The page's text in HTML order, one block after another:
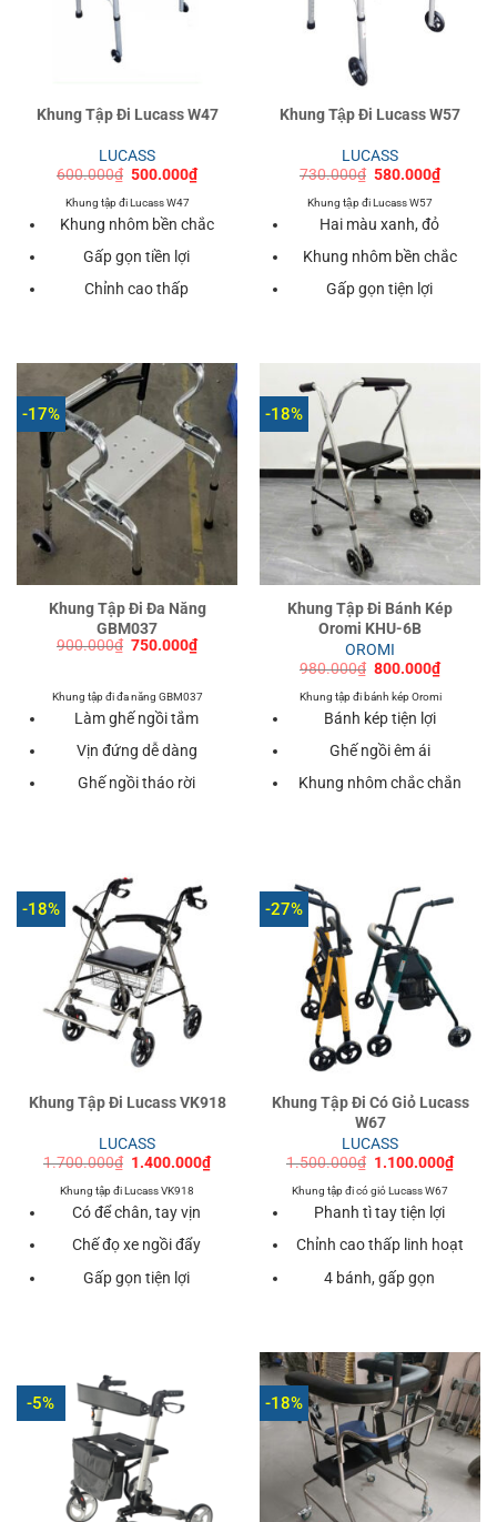
Khung Tập Đi Lucass W47
LUCASS
600.000₫ Giá
là:
600.000₫.
500.000₫Giá
hiện
là:
500.000₫.
Khung tập đi Lucass W47
Khung nhôm bền chắc
Gấp gọn tiền lợi
Chỉnh cao thấp
Khung Tập Đi Lucass W57
LUCASS
730.000₫ Giá
là:
730.000₫.
580.000₫Giá
hiện
Khung tập đi Lucass W57
Hai màu xanh, đỏ
Khung nhôm bền chắc
Gấp gọn tiện lợi
-17%
Khung Tập Đi Đa Năng
GBM037
900.000₫ Giá
750.000₫Giá
hiện
750.000₫.
Khung tập đi đa năng GBM037
Làm ghế ngồi tắm
Vịn đứng dễ dàng
Ghế ngồi tháo rời
-18%
Khung Tập Đi Bánh Kép
Oromi KHU-6B
OROMI
980.000₫ Giá
là:
980.000₫.
800.000₫Giá
hiện
tại
Khung tập đi bánh kép Oromi
Bánh kép tiện lợi
Ghế ngồi êm ái
Khung nhôm chắc chắn
-18%
Khung Tập Đi Lucass VK918
LUCASS
1.700.000₫ Giá
là:
1.700.000₫.
1.400.000₫Giá
hiện
1.400.000₫.
Khung tập đi Lucass VK918
Có để chân, tay vịn
Chế đọ xe ngồi đẩy
Gấp gọn tiện lợi
-27%
Khung Tập Đi Có Giỏ Lucass
W67
LUCASS
1.500.000₫ Giá
là:
1.500.000₫.
1.100.000₫Giá
hiện
Khung tập đi có giỏ Lucass W67
Phanh tì tay tiện lợi
Chỉnh cao thấp linh hoạt
4 bánh, gấp gọn
-5% -18%